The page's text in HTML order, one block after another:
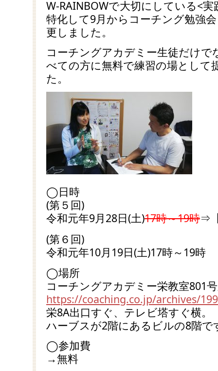
W-RAINBOWで大切にしている<
特化して9月からコーチング勉強
更しました。
コーチングアカデミー生徒だけで
べての方に無料で練習の場として
た。
◯日時
(第５回)
令和元年9月28日(土)17時～19時⇒
(第６回)
令和元年10月19日(土)17時～19時
◯場所
コーチングアカデミー栄教室801
https://coaching.co.jp/archives/
栄8A出口すぐ、テレビ塔すぐ横。
ハーブスが2階にあるビルの8階で
◯参加費
→無料